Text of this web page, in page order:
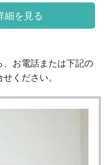
細を見る
、お電話または下記の
ください。